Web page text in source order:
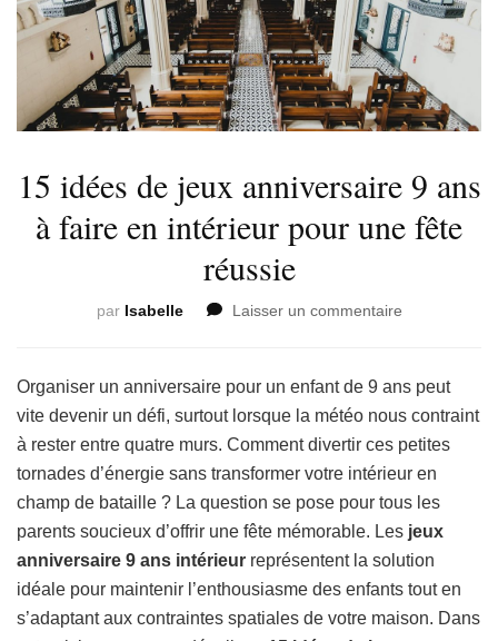
15 idées de jeux anniversaire 9 ans
à faire en intérieur pour une fête
réussie
par Isabelle Laisser un commentairesur
de
anniversaire
9
ans
à
en
intérieur
pour
une
Organiser un anniversaire pour un enfant de 9 ans peut
vite devenir un défi, surtout lorsque la météo nous contraint
à rester entre quatre murs. Comment divertir ces petites
tornades d’énergie sans transformer votre intérieur en
champ de bataille ? La question se pose pour tous les
parents soucieux d’offrir une fête mémorable. Les jeux
anniversaire 9 ans intérieur représentent la solution
idéale pour maintenir l’enthousiasme des enfants tout en
s’adaptant aux contraintes spatiales de votre maison. Dans